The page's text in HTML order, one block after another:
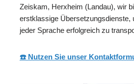
Zeiskam, Herxheim (Landau), wir
erstklassige Übersetzungsdienste,
jeder Sprache erfolgreich zu
☎️ Nutzen Sie unser